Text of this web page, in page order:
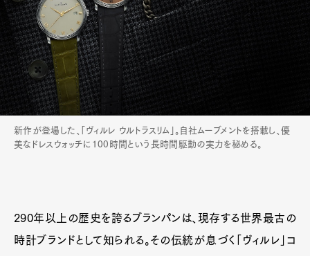
新作が登場した、「ヴィルレ ウルトラスリム」。自社ムーブメントを搭載し、優
美なドレスウォッチに100時間という長時間駆動の実力を秘める。
290年以上の歴史を誇るブランパンは、現存する世界最古の
時計ブランドとして知られる。その伝統が息づく「ヴィルレ」コ